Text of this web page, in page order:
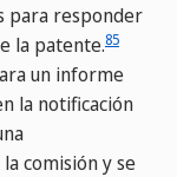
para responder
la patente.85
un informe
la notificación
comisión y se